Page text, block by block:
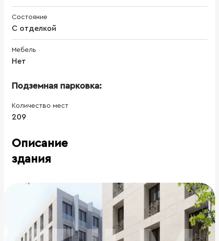
Состояние
С отделкой
Мебель
Нет
Подземная парковка:
Количество мест
209
Описание
здания